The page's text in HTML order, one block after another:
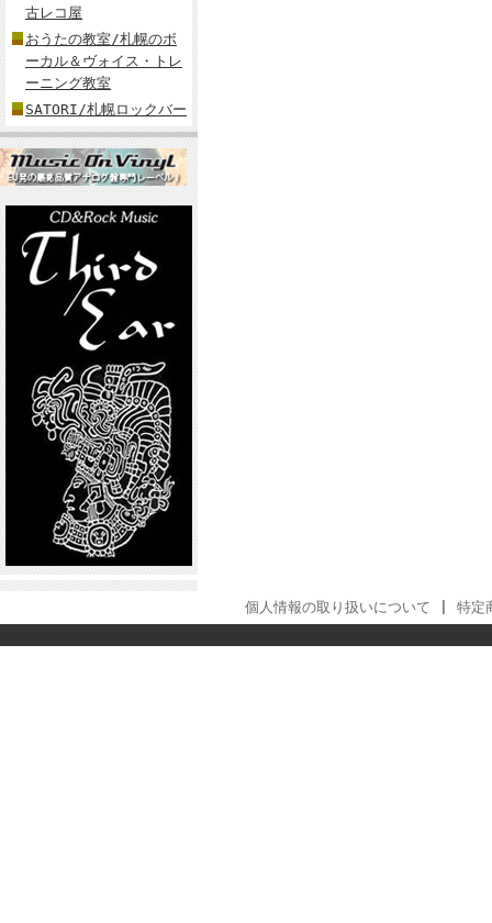
古レコ屋
おうたの教室/札幌のボ
ーカル＆ヴォイス・トレ
ーニング教室
SATORI/札幌ロックバー
個人情報の取り扱いについて 特定